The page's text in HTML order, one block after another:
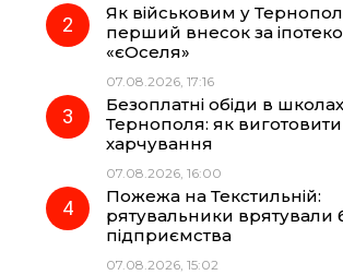
o
k
r
a
m
Як військовим у
перший внесок за
«єОселя»
07.08.2026, 17:16
Безоплатні обіди в школах
Тернополя: як
харчування
07.08.2026, 16:00
Пожежа на Текстильній:
рятувальники врятували
підприємства
07.08.2026, 15:02